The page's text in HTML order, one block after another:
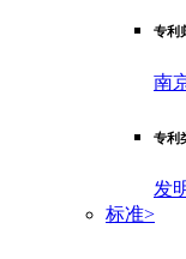
专利
南
专利
发
标准>